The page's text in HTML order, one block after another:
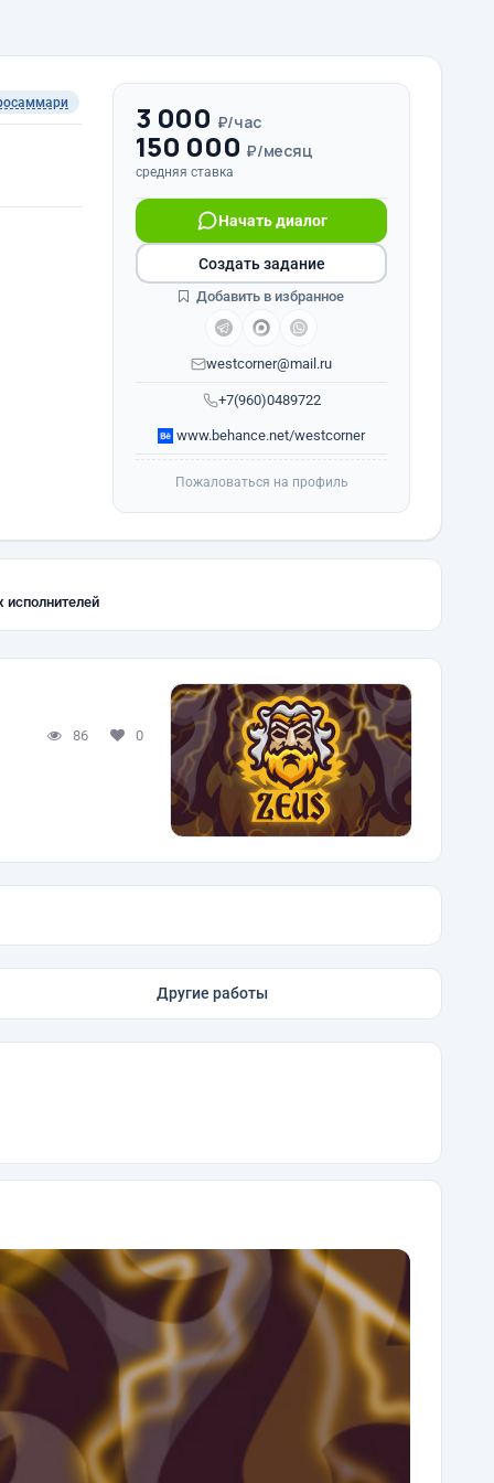
3 000 ₽/час
150 000 ₽/месяц
средняя ставка
+7(960)0489722
Начать диалог
westcorner@mail.ru
www.behance.net/westcorner
Создать задание
Добавить в избранное
Пожаловаться на профиль
86 0
Другие работы